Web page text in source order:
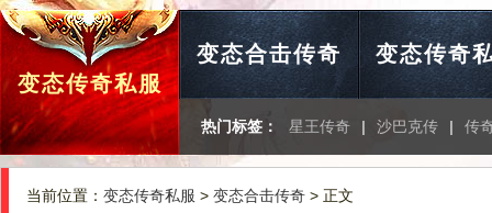
变态传奇私服
变态合击传奇 变态传奇
热门标签： 星王传奇 | 沙巴克传 | 传
当前位置： 变态传奇私服 > 变态合击传奇 > 正文